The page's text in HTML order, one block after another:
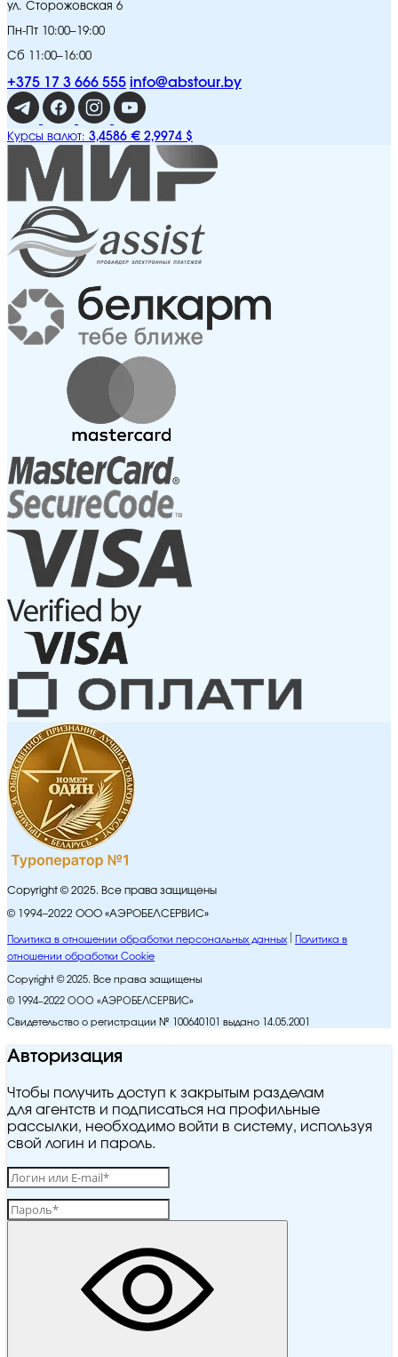
ул. Сторожовская 6
Пн-Пт 10:00–19:00
Сб 11:00–16:00
+375 17 3 666 555 info@abstour.by
Курсы валют: 3,4586 € 2,9974 $
Copyright © 2025. Все права защищены
© 1994–2022 ООО «АЭРОБЕЛСЕРВИС»
Политика в отношении обработки персональных данных
Политика в
отношении обработки Cookie
Copyright © 2025. Все права защищены
© 1994–2022 ООО «АЭРОБЕЛСЕРВИС»
Свидетельство о регистрации № 100640101 выдано 14.05.2001
Авторизация
Чтобы получить доступ к закрытым разделам
для агентств и подписаться на профильные
рассылки, необходимо войти в систему, используя
свой логин и пароль.